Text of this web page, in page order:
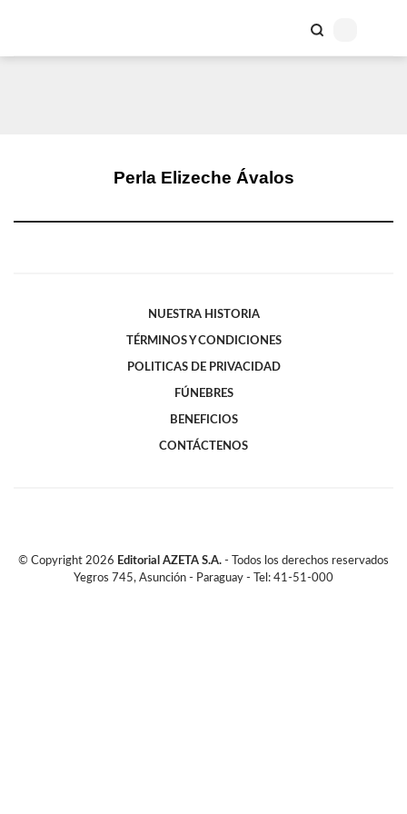
Perla Elizeche Ávalos
NUESTRA HISTORIA
TÉRMINOS Y CONDICIONES
POLITICAS DE PRIVACIDAD
FÚNEBRES
BENEFICIOS
CONTÁCTENOS
© Copyright 2026 Editorial AZETA S.A. - Todos los derechos reservados
Yegros 745, Asunción - Paraguay - Tel: 41-51-000